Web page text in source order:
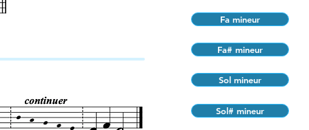
Fa mineur
Fa# mineur
Sol mineur
Sol# mineur